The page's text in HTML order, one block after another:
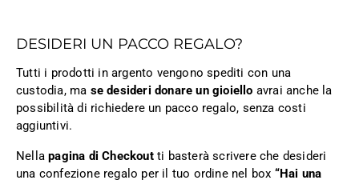
DESIDERI UN PACCO REGALO?
Tutti i prodotti in argento vengono spediti con una
custodia, ma se desideri donare un gioiello avrai anche la
possibilità di richiedere un pacco regalo, senza costi
aggiuntivi.
Nellapagina di Checkoutti basterà scrivere che desideri
una confezione regalo per il tuo ordine nel box “Hai una